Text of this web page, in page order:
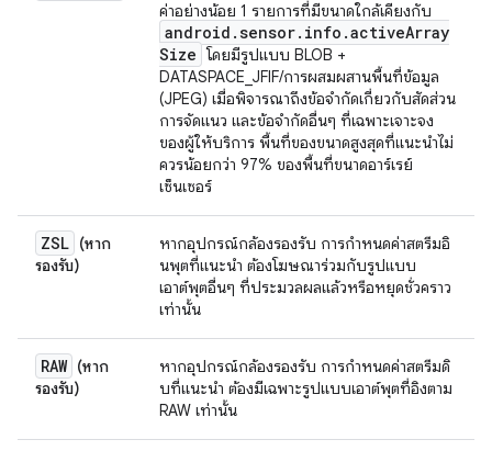
ค่าอย่างน้อย 1 รายการที่มีขนาดใกล้เคียงกับ
android .sensor. info .activeArray
Size โดยมีรูปแบบ BLOB +
DATASPACE_JFIF/การผสมผสานพื้นที่ข้อมูล
(JPEG) เมื่อพิจารณาถึงข้อจำกัดเกี่ยวกับสัดส่วน
การจัดแนว และข้อจำกัดอื่นๆ ที่เฉพาะเจาะจง
ของผู้ให้บริการ พื้นที่ของขนาดสูงสุดที่แนะนำไม่
ควรน้อยกว่า 97% ของพื้นที่ขนาดอาร์เรย์
เซ็นเซอร์
ZSL (หาก
รองรับ)
หากอุปกรณ์กล้องรองรับ การกำหนดค่าสตรีมอิ
นพุตที่แนะนำ ต้องโฆษณาร่วมกับรูปแบบ
เอาต์พุตอื่นๆ ที่ประมวลผลแล้วหรือหยุดชั่วคราว
เท่านั้น
RAW (หาก
รองรับ)
หากอุปกรณ์กล้องรองรับ การกำหนดค่าสตรีมดิ
บที่แนะนำ ต้องมีเฉพาะรูปแบบเอาต์พุตที่อิงตาม
RAW เท่านั้น